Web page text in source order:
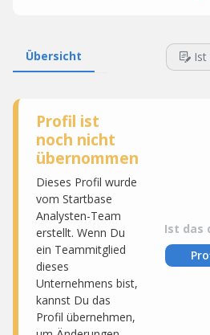
Übersicht Ist
Profil ist
noch nicht
übernommen
Dieses Profil wurde
vom Startbase
Analysten-Team
erstellt. Wenn Du
ein Teammitglied
dieses
Unternehmens bist,
kannst Du das
Profil übernehmen,
Ist das